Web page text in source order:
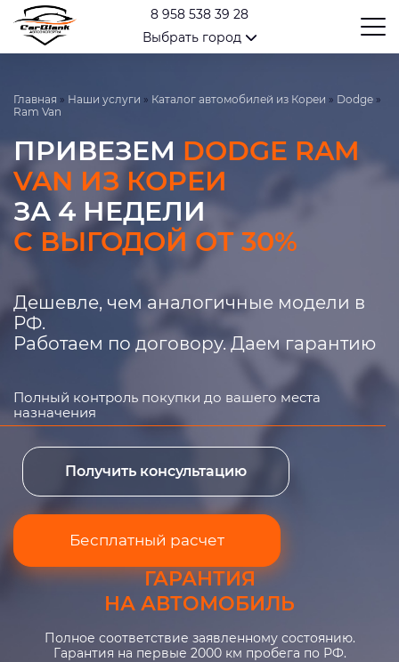
8 958 538 39 28
Выбрать город
Главная » Наши услуги » Каталог автомобилей из Кореи » Dodge »
Ram Van
ПРИВЕЗЕМ DODGE RAM
VAN ИЗ КОРЕИ
ЗА 4 НЕДЕЛИ
С ВЫГОДОЙ ОТ 30%
Дешевле, чем аналогичные модели в
РФ.
Работаем по договору. Даем гарантию
Полный контроль покупки до вашего места
назначения
Получить консультацию
Бесплатный расчет
ГАРАНТИЯ
НА АВТОМОБИЛЬ
Полное соответствие заявленному состоянию.
Гарантия на первые 2000 км пробега по РФ.